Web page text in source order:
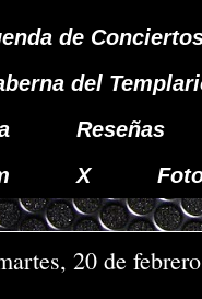
de
del
Reseñas
X
20 de